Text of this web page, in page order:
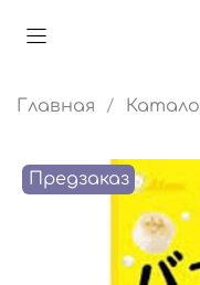
Главная
Предзаказ